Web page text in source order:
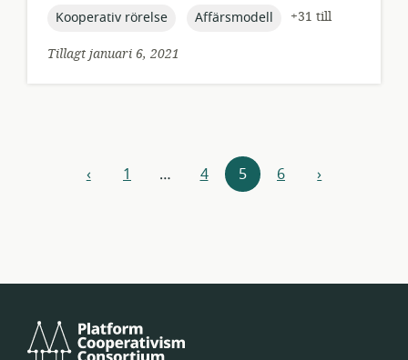
topic:
Kooperativ rörelse topic:
Affärsmodell
+31 till
Tillagt januari 6, 2021
Resursnavigering
‹föregående
1 … 4 5 6 nästa
›